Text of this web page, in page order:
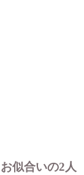
似合いの2人